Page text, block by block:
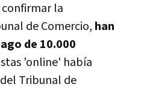
la
de Comercio, han
de 10.000
'online' habí­a
Tribunal de